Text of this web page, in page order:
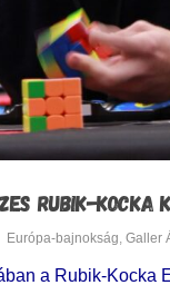
RUBIK-KOCKA
Európa-bajnokság Galler
a Rubik-Kocka